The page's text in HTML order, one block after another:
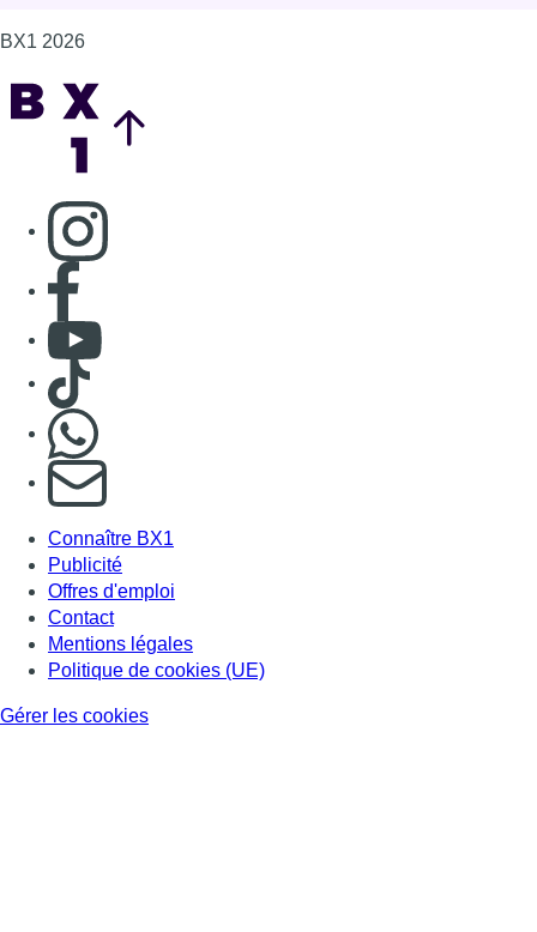
BX1 2026
Consulter page Instagram
Consulter page Facebook
Consulter Youtube
Consulter TikTok
S'abonner à notre newsletter
Connaître BX1
Publicité
Offres d'emploi
Contact
Mentions légales
Politique de cookies (UE)
Gérer les cookies